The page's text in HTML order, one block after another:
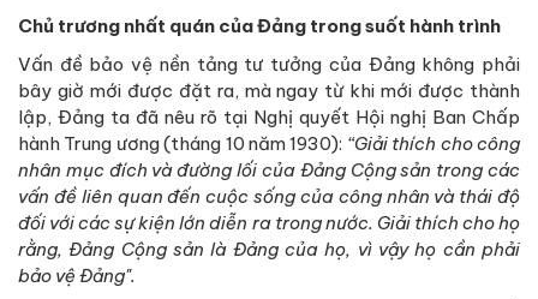
Chủ trương nhất quán của Đảng trong suốt hành trình
Vấn đề bảo vệ nền tảng tư tưởng của Đảng không phải
bây giờ mới được đặt ra, mà ngay từ khi mới được thành
lập, Đảng ta đã nêu rõ tại Nghị quyết Hội nghị Ban Chấp
hành Trung ương (tháng 10 năm 1930): “Giải thích cho công
nhân mục đích và đường lối của Đảng Cộng sản trong các
vấn đề liên quan đến cuộc sống của công nhân và thái độ
đối với các sự kiện lớn diễn ra trong nước. Giải thích cho họ
rằng, Đảng Cộng sản là Đảng của họ, vì vậy họ cần phải
bảo vệ Đảng".